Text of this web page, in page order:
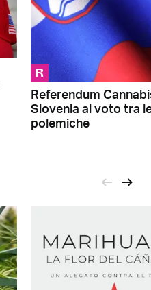
R
Referendum
Slovenia al voto tra
polemiche